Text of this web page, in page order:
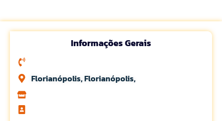
Informações Gerais
Florianópolis, Florianópolis,